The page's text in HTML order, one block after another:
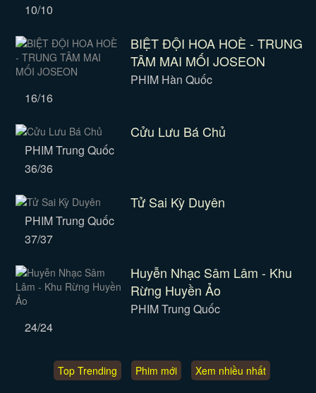
10/10
BIỆT ĐỘI HOA HOÈ - TRUNG
TÂM MAI MỐI JOSEON
PHIM Hàn Quốc
16/16
Cửu Lưu Bá Chủ
PHIM Trung Quốc
36/36
Tử Sai Kỳ Duyên
PHIM Trung Quốc
37/37
Huyễn Nhạc Sâm Lâm - Khu
Rừng Huyền Ảo
PHIM Trung Quốc
24/24
Top Trending Phim mới Xem nhiều nhất